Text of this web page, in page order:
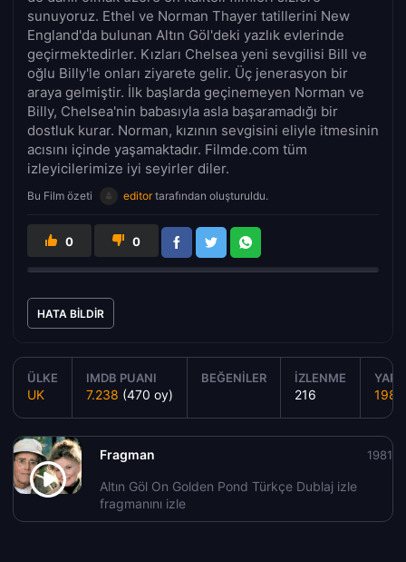
sunuyoruz. Ethel ve Norman Thayer tatillerini New
England'da bulunan Altın Göl'deki yazlık evlerinde
geçirmektedirler. Kızları Chelsea yeni sevgilisi Bill ve
oğlu Billy'le onları ziyarete gelir. Üç jenerasyon bir
araya gelmiştir. İlk başlarda geçinemeyen Norman ve
Billy, Chelsea'nin babasıyla asla başaramadığı bir
dostluk kurar. Norman, kızının sevgisini eliyle itmesinin
acısını içinde yaşamaktadır. Filmde.com tüm
izleyicilerimize iyi seyirler diler.
Bu Film özeti editortarafından oluşturuldu.
0 0
HATA BILDIR
ÜLKE
UK
IMDB PUANI
7.238 (470 oy)
BEĞENILER İZLENME
216 1981
Fragman
Altın Göl On Golden Pond Türkçe Dublaj izle
fragmanını izle
1981